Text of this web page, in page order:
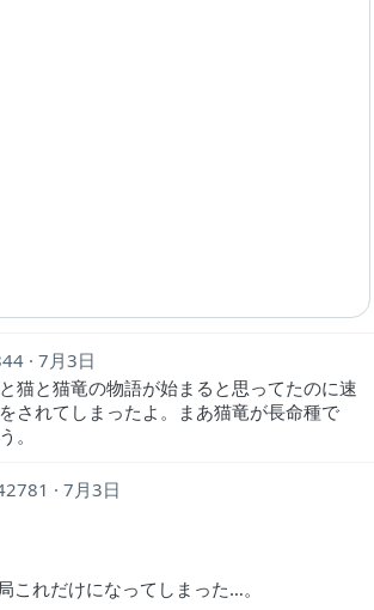
7月3日
猫と猫竜の物語が始まると思ってたのに速
されてしまったよ。まあ猫竜が長命種で
。
7月3日
これだけになってしまった…。